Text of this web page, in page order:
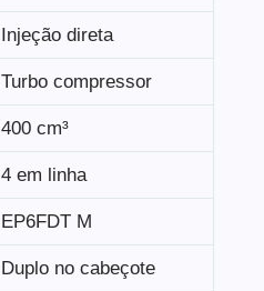
Injeção direta
Turbo compressor
400 cm³
4 em linha
EP6FDT M
Duplo no cabeçote